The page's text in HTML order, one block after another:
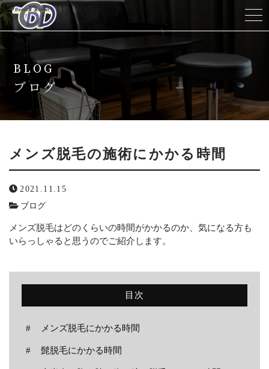
ホーム
当サロンについて
メニュー
キャンペーン
スタッフ紹介
よくある質問
お問い合わせ
BLOG
ブログ
メンズ脱毛の施術にかかる時間
2021.11.15
ブログ
メンズ脱毛はどのくらいの時間がかかるのか、気になる方も
いらっしゃると思うのでご紹介します。
目次
メンズ脱毛にかかる時間
髭脱毛にかかる時間